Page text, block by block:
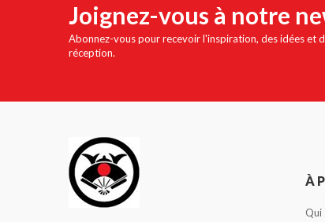
Joignez-vous à notre
Abonnez-vous pour recevoir l'inspiration, des idées et
réception.
À
Qui